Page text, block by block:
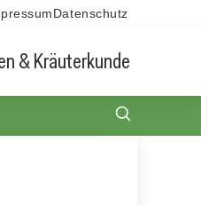
Datenschutz
& Kräuterkunde